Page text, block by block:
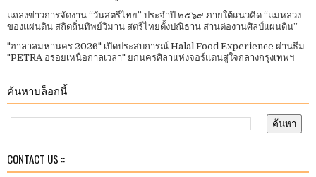
แถลงข่าวการจัดงาน “วันสตรีไทย” ประจําปี ๒๕๖๙ ภายใต้แนวคิด “แม่หลวง
ของแผ่นดิน สถิตถิ่นทิพย์วิมาน สตรีไทยตั้งปณิธาน สานต่องานศิลป์แผ่นดิน”
"ฮาลาลมหานคร 2026" เปิดประสบการณ์ Halal Food Experience ผ่านธีม
"PETRA อร่อยเหนือกาลเวลา" ยกนครศิลาแห่งจอร์แดนสู่ใจกลางกรุงเทพฯ
ค้นหาบล็อกนี้
CONTACT US ::